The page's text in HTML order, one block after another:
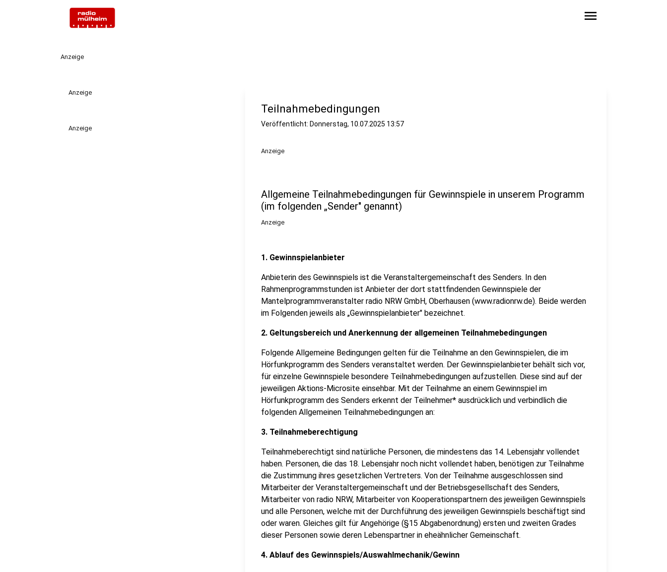
menu
Anzeige
Anzeige
Anzeige
Teilnahmebedingungen
Veröffentlicht: Donnerstag, 10.07.2025 13:57
Anzeige
Allgemeine Teilnahmebedingungen für Gewinnspiele in unserem Programm
(im folgenden „Sender" genannt)
Anzeige
1. Gewinnspielanbieter
Anbieterin des Gewinnspiels ist die Veranstaltergemeinschaft des Senders. In den
Rahmenprogrammstunden ist Anbieter der dort stattfindenden Gewinnspiele der
Mantelprogrammveranstalter radio NRW GmbH, Oberhausen (www.radionrw.de). Beide werden
im Folgenden jeweils als „Gewinnspielanbieter" bezeichnet.
2. Geltungsbereich und Anerkennung der allgemeinen Teilnahmebedingungen
Folgende Allgemeine Bedingungen gelten für die Teilnahme an den Gewinnspielen, die im
Hörfunkprogramm des Senders veranstaltet werden. Der Gewinnspielanbieter behält sich vor,
für einzelne Gewinnspiele besondere Teilnahmebedingungen aufzustellen. Diese sind auf der
jeweiligen Aktions-Microsite einsehbar. Mit der Teilnahme an einem Gewinnspiel im
Hörfunkprogramm des Senders erkennt der Teilnehmer* ausdrücklich und verbindlich die
folgenden Allgemeinen Teilnahmebedingungen an:
3. Teilnahmeberechtigung
Teilnahmeberechtigt sind natürliche Personen, die mindestens das 14. Lebensjahr vollendet
haben. Personen, die das 18. Lebensjahr noch nicht vollendet haben, benötigen zur Teilnahme
die Zustimmung ihres gesetzlichen Vertreters. Von der Teilnahme ausgeschlossen sind
Mitarbeiter der Veranstaltergemeinschaft und der Betriebsgesellschaft des Senders,
Mitarbeiter von radio NRW, Mitarbeiter von Kooperationspartnern des jeweiligen Gewinnspiels
und alle Personen, welche mit der Durchführung des jeweiligen Gewinnspiels beschäftigt sind
oder waren. Gleiches gilt für Angehörige (§15 Abgabenordnung) ersten und zweiten Grades
dieser Personen sowie deren Lebenspartner in eheähnlicher Gemeinschaft.
4. Ablauf des Gewinnspiels/Auswahlmechanik/Gewinn